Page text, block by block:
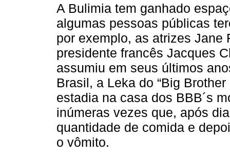
A Bulimia tem ganhado
algumas pessoas públicas
por exemplo, as atrizes Jane
presidente francês Jacques
assumiu em seus últimos
Brasil, a Leka do “Big
estadia na casa dos BBB´s
inúmeras vezes que, após
quantidade de comida e
o vômito.